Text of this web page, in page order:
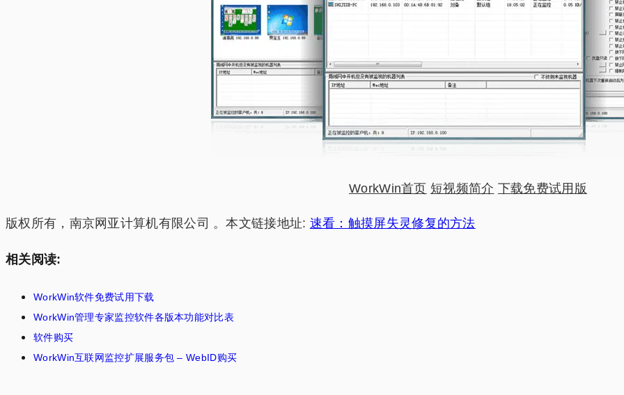
WorkWin首页 短视频简介 下载免费试用版
版权所有，南京网亚计算机有限公司 。本文链接地址: 速看：触摸屏失灵修复的方法
相关阅读:
WorkWin软件免费试用下载
WorkWin管理专家监控软件各版本功能对比表
软件购买
WorkWin互联网监控扩展服务包 – WebID购买